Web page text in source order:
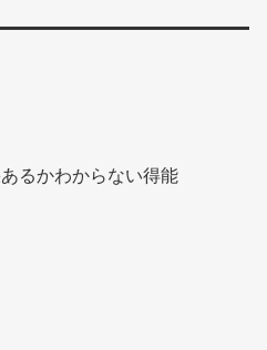
るかわからない得能